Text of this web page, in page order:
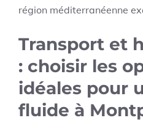
région méditerranéenne
Transport et
: choisir les
idéales pour
fluide à